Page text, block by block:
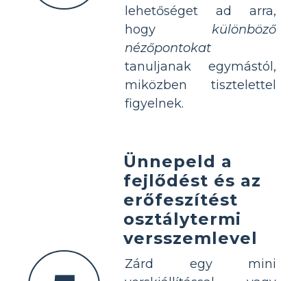
lehetőséget ad arra,
hogy különböző
nézőpontokat
tanuljanak egymástól,
miközben tisztelettel
figyelnek.
Ünnepeld a
fejlődést és az
erőfeszítést
osztálytermi
versszemlevel
Zárd egy mini